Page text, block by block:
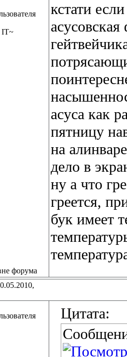
IT~
кстати
асуса как
пятницу
на
дело в
ну а что
греется,
бук имеет
Цитата: